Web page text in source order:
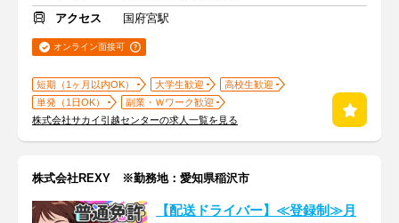
アクセス
国府宮駅
オンライン面接可
短期（1ヶ月以内OK） 大学生歓迎
高校生歓迎
単発（1日OK）
副業・Ｗワーク歓迎
株式会社サカイ引越センターの求人一覧を見る
株式会社REXY ※勤務地：愛知県稲沢市
【配送ドライバー】≪登録制≫月